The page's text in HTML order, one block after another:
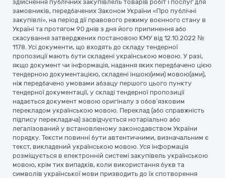
здійснення публічних закупівлель товарів робіт і послуг для
замовників, передбачених Законом України «Про публічні
закупівлі», на період дії правового режиму воєнного стану в
Україні та протягом 90 днів з дня його припинення або
скасування затверджених постановою КМУ від 12.10.2022 №
1178. Усі документи, що входять до складу тендерної
пропозиції мають бути складені українською мовою. У разі,
якщо документ чи інформація, надання яких передбачено цією
тендерною документацією, складені іншою(ими) мовою(ами),
ніж передбачено умовами абзацу першого цього пункту
тендерної документації, у складі тендерної пропозиції
надається документ мовою оригіналу з обов’язковим
перекладом українською мовою. Переклад (або справжність
підпису перекладача) засвідчується нотаріально або
легалізований у встановленому законодавством України
порядку. Тексти повинні бути автентичними, визначальним є
текст, викладений українською мовою. Уся інформація
розміщується в електронній системі закупівель українською
мовою, крім тих випадків, коли використання букв та
символів української мови призводить до їх спотворення